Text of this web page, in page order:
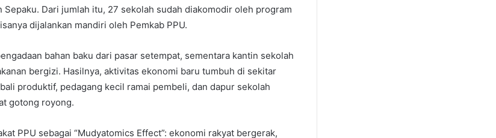
Sepaku. Dari jumlah itu, 27 sekolah sudah diakomodir oleh program
dijalankan mandiri oleh Pemkab PPU.
bahan baku dari pasar setempat, sementara kantin sekolah
bergizi. Hasilnya, aktivitas ekonomi baru tumbuh di sekitar
produktif, pedagang kecil ramai pembeli, dan dapur sekolah
gotong royong.
PPU sebagai “Mudyatomics Effect”: ekonomi rakyat bergerak,